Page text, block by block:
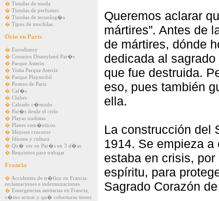
� Tiendas de moda
� Tiendas de perfumes
� Tiendas de tecnolog�a
� Tipos de mochilas
Ocio en Paris
� Eurodisney
� Consejos Disneyland Par�s
� Parque Asterix
� Visita Parque Asterix
� Parque Playmobil
� Postres de Paris
� Caf�s
� Clubes
� Calzado c�modo
� Par�s desde el cielo
� Playas nudistas
� Planes rom�nticos
� Mejores cruceros
� Idioma y cultura
� Qu� ver en Par�s en 3 d�as
� Requisitos para trabajar
Francia
� Accidentes de tr�fico en Francia:
reclamaciones e indemnizaciones
� Emergencias sanitarias en Francia,
c�mo actuar y qu� coberturas tienes
Queremos aclarar
mártires”. Antes de
de mártires, dónde
dedicada al
que fue destruida.
eso, pues también
ella.
La construcción del
1914. Se empieza
estaba en crisis,
espíritu, para
Sagrado Corazón